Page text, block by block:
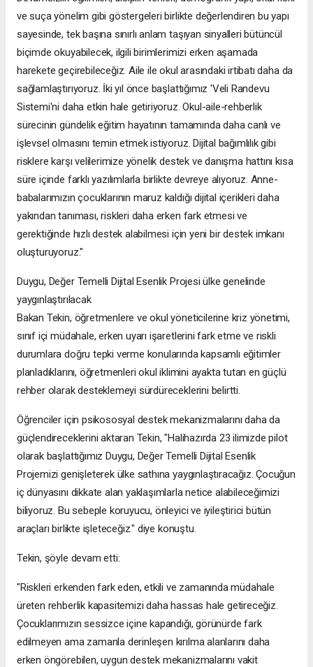
ve suça yönelim gibi göstergeleri birlikte değerlendiren bu yapı
sayesinde, tek başına sınırlı anlam taşıyan sinyalleri bütüncül
biçimde okuyabilecek, ilgili birimlerimizi erken aşamada
harekete geçirebileceğiz. Aile ile okul arasındaki irtibatı daha da
sağlamlaştırıyoruz. İki yıl önce başlattığımız 'Veli Randevu
Sistemi'ni daha etkin hale getiriyoruz. Okul-aile-rehberlik
sürecinin gündelik eğitim hayatının tamamında daha canlı ve
işlevsel olmasını temin etmek istiyoruz. Dijital bağımlılık gibi
risklere karşı velilerimize yönelik destek ve danışma hattını kısa
süre içinde farklı yazılımlarla birlikte devreye alıyoruz. Anne-
babalarımızın çocuklarının maruz kaldığı dijital içerikleri daha
yakından tanıması, riskleri daha erken fark etmesi ve
gerektiğinde hızlı destek alabilmesi için yeni bir destek imkanı
oluşturuyoruz."
Duygu, Değer Temelli Dijital Esenlik Projesi ülke genelinde
yaygınlaştırılacak
Bakan Tekin, öğretmenlere ve okul yöneticilerine kriz yönetimi,
sınıf içi müdahale, erken uyarı işaretlerini fark etme ve riskli
durumlara doğru tepki verme konularında kapsamlı eğitimler
planladıklarını, öğretmenleri okul iklimini ayakta tutan en güçlü
rehber olarak desteklemeyi sürdüreceklerini belirtti.
Öğrenciler için psikososyal destek mekanizmalarını daha da
güçlendireceklerini aktaran Tekin, "Halihazırda 23 ilimizde pilot
olarak başlattığımız Duygu, Değer Temelli Dijital Esenlik
Projemizi genişleterek ülke sathına yaygınlaştıracağız. Çocuğun
iç dünyasını dikkate alan yaklaşımlarla netice alabileceğimizi
biliyoruz. Bu sebeple koruyucu, önleyici ve iyileştirici bütün
araçları birlikte işleteceğiz." diye konuştu.
Tekin, şöyle devam etti:
"Riskleri erkenden fark eden, etkili ve zamanında müdahale
üreten rehberlik kapasitemizi daha hassas hale getireceğiz.
Çocuklarımızın sessizce içine kapandığı, görünürde fark
edilmeyen ama zamanla derinleşen kırılma alanlarını daha
erken öngörebilen, uygun destek mekanizmalarını vakit